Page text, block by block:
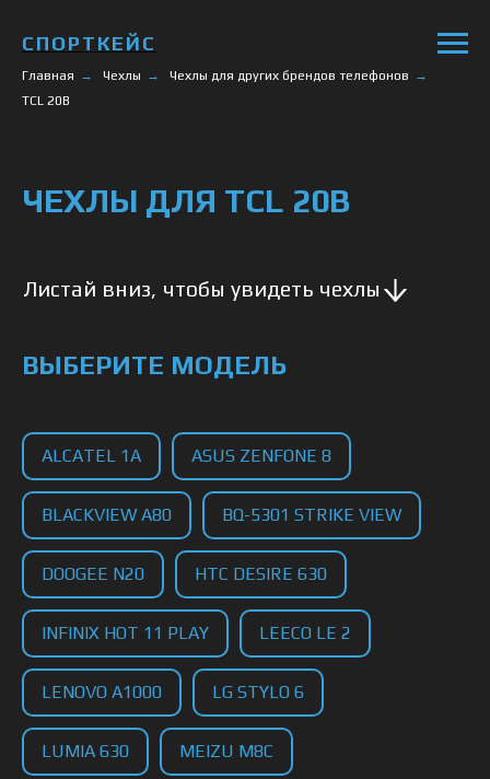
СПОРТКЕЙС
Главная → Чехлы → Чехлы для других брендов телефонов →
TCL 20B
ЧЕХЛЫ ДЛЯ TCL 20B
Листай вниз, чтобы увидеть чехлы
ВЫБЕРИТЕ МОДЕЛЬ
ALCATEL 1A ASUS ZENFONE 8
BLACKVIEW A80 BQ-5301 STRIKE VIEW
DOOGEE N20 HTC DESIRE 630
INFINIX HOT 11 PLAY LEECO LE 2
LENOVO A1000 LG STYLO 6
LUMIA 630 MEIZU M8C